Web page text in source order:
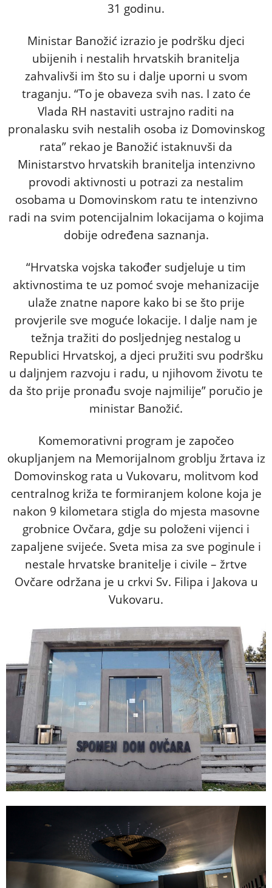
31 godinu.
Ministar Banožić izrazio je podršku djeci
ubijenih i nestalih hrvatskih branitelja
zahvalivši im što su i dalje uporni u svom
traganju. “To je obaveza svih nas. I zato će
Vlada RH nastaviti ustrajno raditi na
pronalasku svih nestalih osoba iz Domovinskog
rata” rekao je Banožić istaknuvši da
Ministarstvo hrvatskih branitelja intenzivno
provodi aktivnosti u potrazi za nestalim
osobama u Domovinskom ratu te intenzivno
radi na svim potencijalnim lokacijama o kojima
dobije određena saznanja.
“Hrvatska vojska također sudjeluje u tim
aktivnostima te uz pomoć svoje mehanizacije
ulaže znatne napore kako bi se što prije
provjerile sve moguće lokacije. I dalje nam je
težnja tražiti do posljednjeg nestalog u
Republici Hrvatskoj, a djeci pružiti svu podršku
u daljnjem razvoju i radu, u njihovom životu te
da što prije pronađu svoje najmilije” poručio je
ministar Banožić.
Komemorativni program je započeo
okupljanjem na Memorijalnom groblju žrtava iz
Domovinskog rata u Vukovaru, molitvom kod
centralnog križa te formiranjem kolone koja je
nakon 9 kilometara stigla do mjesta masovne
grobnice Ovčara, gdje su položeni vijenci i
zapaljene svijeće. Sveta misa za sve poginule i
nestale hrvatske branitelje i civile – žrtve
Ovčare održana je u crkvi Sv. Filipa i Jakova u
Vukovaru.